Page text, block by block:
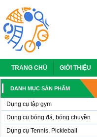
TRANG CHỦ GIỚI THIỆU
DANH MỤC SẢN PHẨM
Dụng cụ tập gym
Dụng cụ bóng đá, bóng chuyền
Dụng cụ Tennis, Pickleball